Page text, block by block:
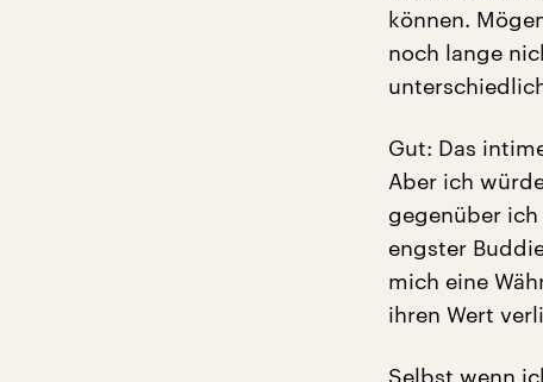
können.
noch lange
Gut: Das
Aber ich
gegenüber
engster
mich eine
ihren Wert
Selbst wenn